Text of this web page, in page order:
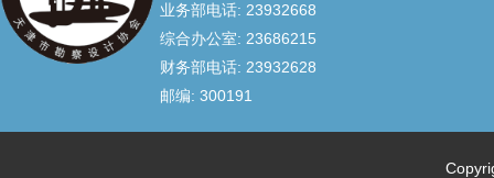
业务部电话: 23932668
综合办公室: 23686215
财务部电话: 23932628
邮编: 300191